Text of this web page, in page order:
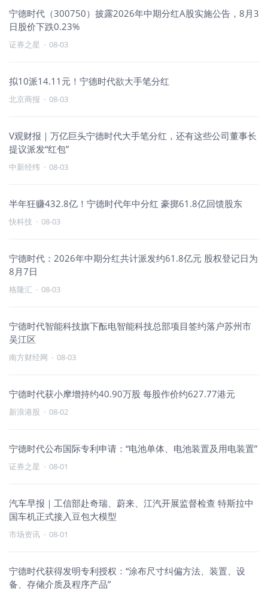
宁德时代（300750）披露2026年中期分红A股实施公告，8月3
日股价下跌0.23%
证券之星 · 08-03
拟10派14.11元！宁德时代欲大手笔分红
北京商报 · 08-03
V观财报｜万亿巨头宁德时代大手笔分红，还有这些公司董事长
提议派发“红包”
中新经纬 · 08-03
半年狂赚432.8亿！宁德时代年中分红 豪掷61.8亿回馈股东
快科技 · 08-03
宁德时代：2026年中期分红共计派发约61.8亿元 股权登记日为
8月7日
格隆汇 · 08-03
宁德时代智能科技旗下酝电智能科技总部项目签约落户苏州市
吴江区
南方财经网 · 08-03
宁德时代获小摩增持约40.90万股 每股作价约627.77港元
新浪港股 · 08-02
宁德时代公布国际专利申请：“电池单体、电池装置及用电装置”
证券之星 · 08-01
汽车早报｜工信部赴奇瑞、蔚来、江汽开展监督检查 特斯拉中
国车机正式接入豆包大模型
市场资讯 · 08-01
宁德时代获得发明专利授权：“涂布尺寸纠偏方法、装置、设
备、存储介质及程序产品”